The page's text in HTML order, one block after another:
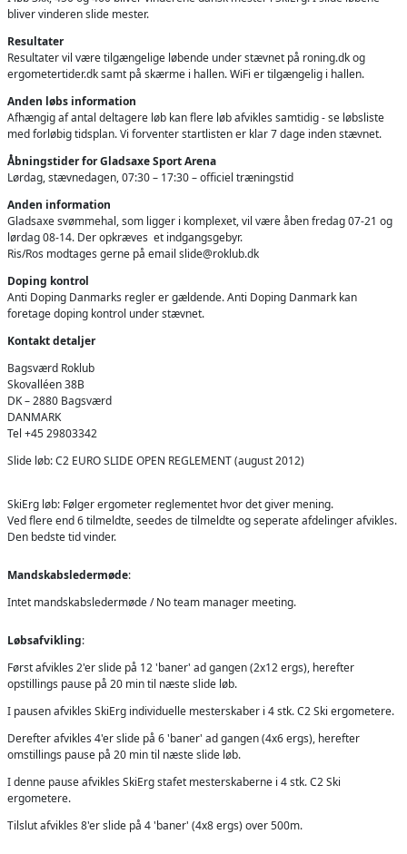
bliver vinderen slide mester.
Resultater
Resultater vil være tilgængelige løbende under stævnet på roning.dk og
ergometertider.dk samt på skærme i hallen. WiFi er tilgængelig i hallen.
Anden løbs information
Afhængig af antal deltagere løb kan flere løb afvikles samtidig - se løbsliste
med forløbig tidsplan. Vi forventer startlisten er klar 7 dage inden stævnet.
Åbningstider for Gladsaxe Sport Arena
Lørdag, stævnedagen, 07:30 – 17:30 – officiel træningstid
Anden information
Gladsaxe svømmehal, som ligger i komplexet, vil være åben fredag 07-21 og
lørdag 08-14. Der opkræves et indgangsgebyr.
Ris/Ros modtages gerne på email slide@roklub.dk
Doping kontrol
Anti Doping Danmarks regler er gældende. Anti Doping Danmark kan
foretage doping kontrol under stævnet.
Kontakt detaljer
Bagsværd Roklub
Skovalléen 38B
DK – 2880 Bagsværd
DANMARK
Tel +45 29803342
Slide løb: C2 EURO SLIDE OPEN REGLEMENT (august 2012)
SkiErg løb: Følger ergometer reglementet hvor det giver mening.
Ved flere end 6 tilmeldte, seedes de tilmeldte og seperate afdelinger afvikles.
Den bedste tid vinder.
Mandskabsledermøde:
Intet mandskabsledermøde / No team manager meeting.
Løbsafvikling:
Først afvikles 2'er slide på 12 'baner' ad gangen (2x12 ergs), herefter
opstillings pause på 20 min til næste slide løb.
I pausen afvikles SkiErg individuelle mesterskaber i 4 stk. C2 Ski ergometere.
Derefter afvikles 4'er slide på 6 'baner' ad gangen (4x6 ergs), herefter
omstillings pause på 20 min til næste slide løb.
I denne pause afvikles SkiErg stafet mesterskaberne i 4 stk. C2 Ski
ergometere.
Tilslut afvikles 8'er slide på 4 'baner' (4x8 ergs) over 500m.